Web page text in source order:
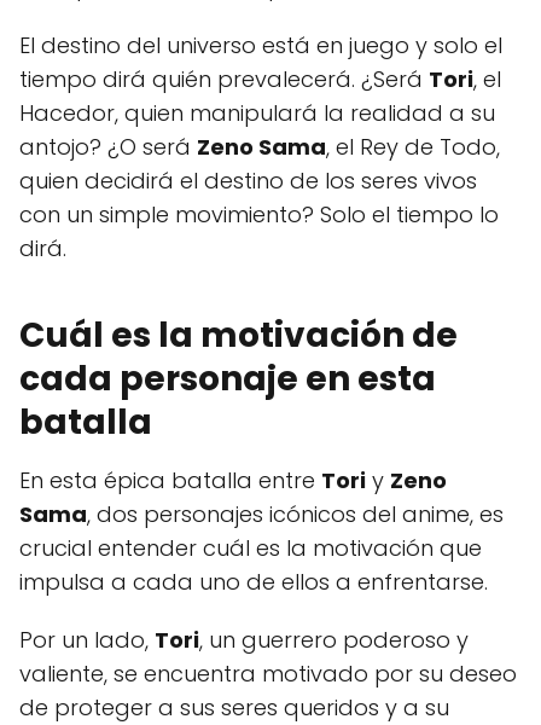
El destino del universo está en juego y solo el
tiempo dirá quién prevalecerá. ¿Será Tori, el
Hacedor, quien manipulará la realidad a su
antojo? ¿O será Zeno Sama, el Rey de Todo,
quien decidirá el destino de los seres vivos
con un simple movimiento? Solo el tiempo lo
dirá.
Cuál es la motivación de
cada personaje en esta
batalla
En esta épica batalla entre Tori y Zeno
Sama, dos personajes icónicos del anime, es
crucial entender cuál es la motivación que
impulsa a cada uno de ellos a enfrentarse.
Por un lado, Tori, un guerrero poderoso y
valiente, se encuentra motivado por su deseo
de proteger a sus seres queridos y a su